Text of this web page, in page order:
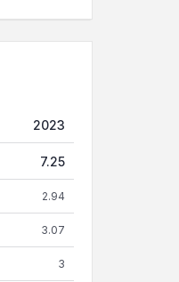
2023
7.25
2.94
3.07
3